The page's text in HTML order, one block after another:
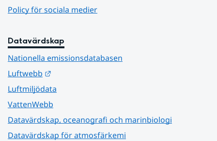
Policy för sociala medier
Datavärdskap
Nationella emissionsdatabasen
Luftwebb
Luftmiljödata
VattenWebb
Datavärdskap, oceanografi och marinbiologi
Datavärdskap för atmosfärkemi